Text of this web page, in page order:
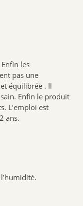
les
pas une
équilibrée . Il
sain. Enfin le produit
L’emploi est
ans.